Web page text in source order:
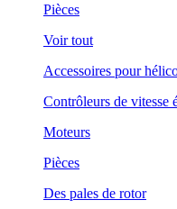
Pièces
Voir tout
Accessoires pour
Contrôleurs de vitesse
Moteurs
Pièces
Des pales de rotor